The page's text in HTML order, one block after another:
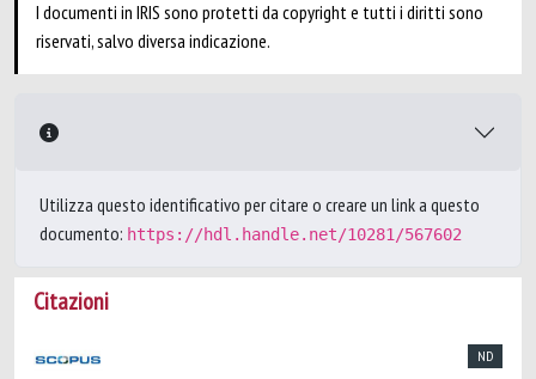
I documenti in IRIS sono protetti da copyright e tutti i diritti sono
riservati, salvo diversa indicazione.
Utilizza questo identificativo per citare o creare un link a questo
documento: https://hdl.handle.net/10281/567602
Citazioni
ND